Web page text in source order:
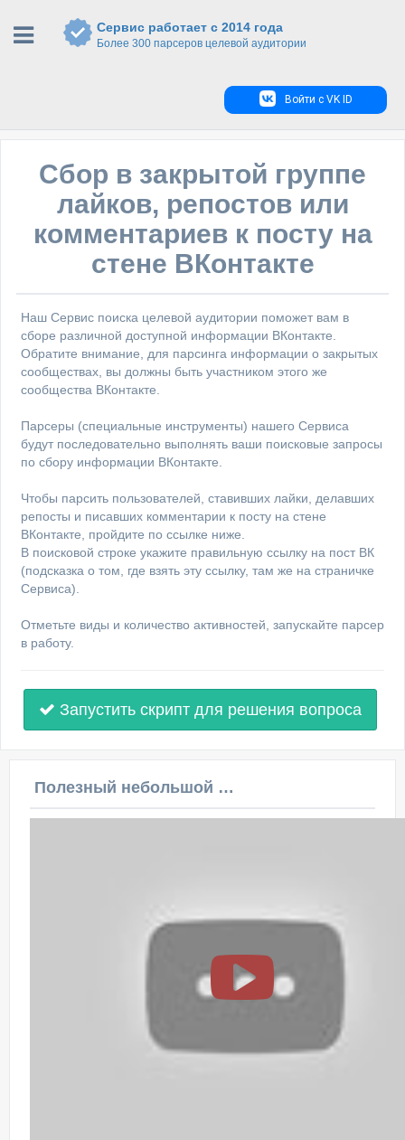
Сервис работает с 2014 года
Более 300 парсеров целевой аудитории
Войти с VK ID
Сбор в закрытой группе
лайков, репостов или
комментариев к посту на
стене ВКонтакте
Наш Сервис поиска целевой аудитории поможет вам в
сборе различной доступной информации ВКонтакте.
Обратите внимание, для парсинга информации о закрытых
сообществах, вы должны быть участником этого же
сообщества ВКонтакте.
Парсеры (специальные инструменты) нашего Сервиса
будут последовательно выполнять ваши поисковые запросы
по сбору информации ВКонтакте.
Чтобы парсить пользователей, ставивших лайки, делавших
репосты и писавших комментарии к посту на стене
ВКонтакте, пройдите по ссылке ниже.
В поисковой строке укажите правильную ссылку на пост ВК
(подсказка о том, где взять эту ссылку, там же на страничке
Сервиса).
Отметьте виды и количество активностей, запускайте парсер
в работу.
Запустить скрипт для решения вопроса
Полезный небольшой видеоурок по этой теме